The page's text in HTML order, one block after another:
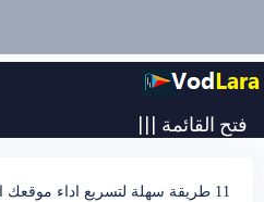
فتح القائمة |||
11 طريقة سهلة لتسريع اداء موقعك او برنامجك بطريقة ملحوظة